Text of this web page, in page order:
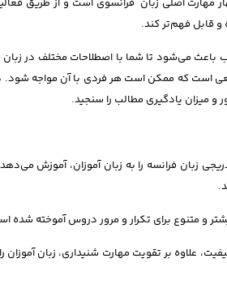
مهارت اصلی زبان فرانسوی است و از طریق
و قابل فهم‌تر کند.
می‌شود تا شما با اصطلاحات مختلف در زبان
است که ممکن است هر فردی با آن مواجه شود.
و میزان یادگیری مطالب را سنجید.
زبان فرانسه را به زبان آموزان، آموزش
و متنوع برای تکرار و مرور دروس آموخته شده
علاوه بر تقویت مهارت شنیداری، زبان آموزان